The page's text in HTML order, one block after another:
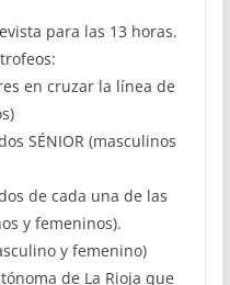
para las 13 horas.
en cruzar la línea de
SÉNIOR (masculinos
de cada una de las
y femeninos).
y femenino)
de La Rioja que